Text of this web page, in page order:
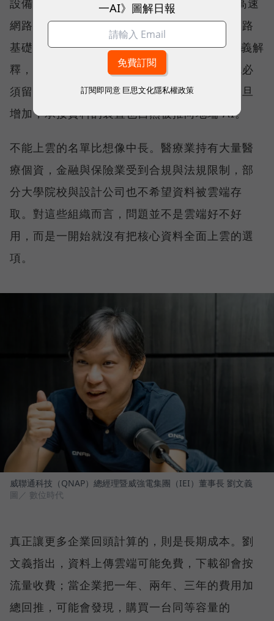
設備（NAS），並擴展至 25GbE、100GbE 高速
網路交換器產品線，提供完整的儲存與高速網路
基礎架構。威聯通科技（QNAP）總經理劉文義解
釋，當資料因合規要求或敏感度不能上雲，就必
須留在靠近使用者與應用的地方；運算需求一旦
增加，承接資料的裝置也自然被推向地端 AI。
不能上雲的名單比想像中長。醫療業持有大量醫
療個資，金融與保險業受到合規與法規限制，部
分大學院校與設計公司也不希望資料被雲端存
取。對這些組織而言，問題並不是雲端好不好
用，而是一開始就沒有把核心資料全面上雲的選
項。
威聯通科技（QNAP）總經理暨威強電集團（IEI）董事長 劉文義
圖／ 數位時代
真正讓更多企業回頭計算的，則是長期成本。劉
文義指出，資料上傳雲端可能免費，下載卻會按
流量收費；當企業把一年、兩年、三年的費用加
總回推，可能會發現，購買一台同等容量的
一AI》圖解日報
訂閱即同意 巨思文化隱私權政策